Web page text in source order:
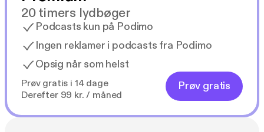
20 timers lydbøger
Podcasts kun på Podimo
Ingen reklamer i podcasts fra Podimo
Opsig når som helst
Prøv gratis i 14 dage
Derefter 99 kr. / måned
Prøv gratis